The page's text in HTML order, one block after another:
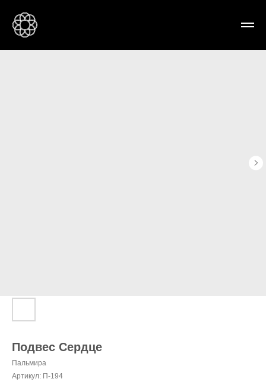
Подвес Сердце
Пальмира
Артикул: П-194